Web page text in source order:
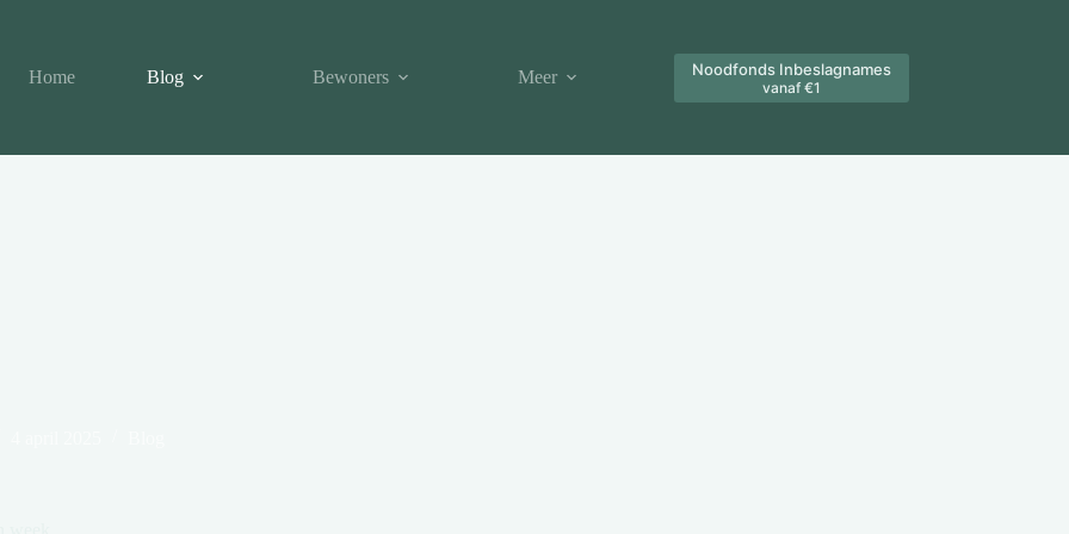
Home Blog Bewoners Meer Noodfonds Inbeslagnames
vanaf €1